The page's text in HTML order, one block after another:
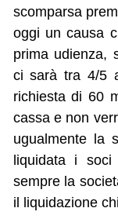
scomparsa
oggi un causa
prima udienza,
ci sarà tra 4/5
richiesta di 60
cassa e non
ugualmente la
liquidata i
sempre la
il liquidazione